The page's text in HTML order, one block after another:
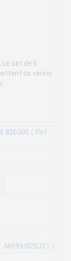
Le set de 6
de verser
826300 ( Ref :
58999/826331 )